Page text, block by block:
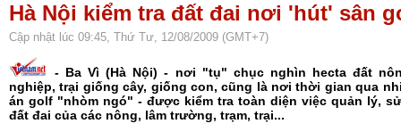
Hà Nội kiểm tra đất đai nơi 'hút' sân
Cập nhật lúc 09:45, Thứ Tư, 12/08/2009 (GMT+7)
- Ba Vì (Hà Nội) - nơi "tụ" chục nghìn hecta đất
nghiệp, trại giống cây, giống con, cũng là nơi thời gian qua
án golf "nhòm ngó" - được kiểm tra toàn diện việc quản lý,
đất đai của các nông, lâm trường, trạm, trại...